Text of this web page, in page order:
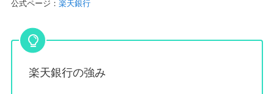
公式ページ： 楽天銀行
楽天銀行の強み